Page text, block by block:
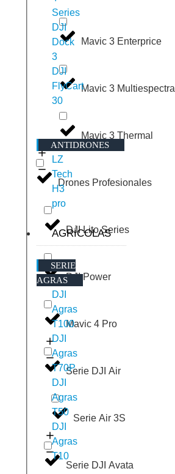
Series
DJI
Dock
3
DJI
FlyCart
30
ANTIDRONES
LZ
Tech
H3
pro
AGRÍCOLAS
SERIE
AGRAS
DJI
Agras
T100
DJI
Agras
T70P
DJI
Agras
T50
DJI
Agras
T10
Mavic 3 Enterprice
Mavic 3 Multiespectral
Mavic 3 Thermal
Drones Profesionales
DJI Lito Series
DJI Power
Mavic 4 Pro
Serie DJI Air
Serie Air 3S
Serie DJI Avata